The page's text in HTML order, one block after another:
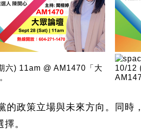
六) 11am @ AM1470「大
10/12
政策立場與未來方向。同時
。